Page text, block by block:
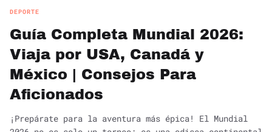
DEPORTE
Guía Completa Mundial 2026:
Viaja por USA, Canadá y
México | Consejos Para
Aficionados
¡Prepárate para la aventura más épica! El Mundial